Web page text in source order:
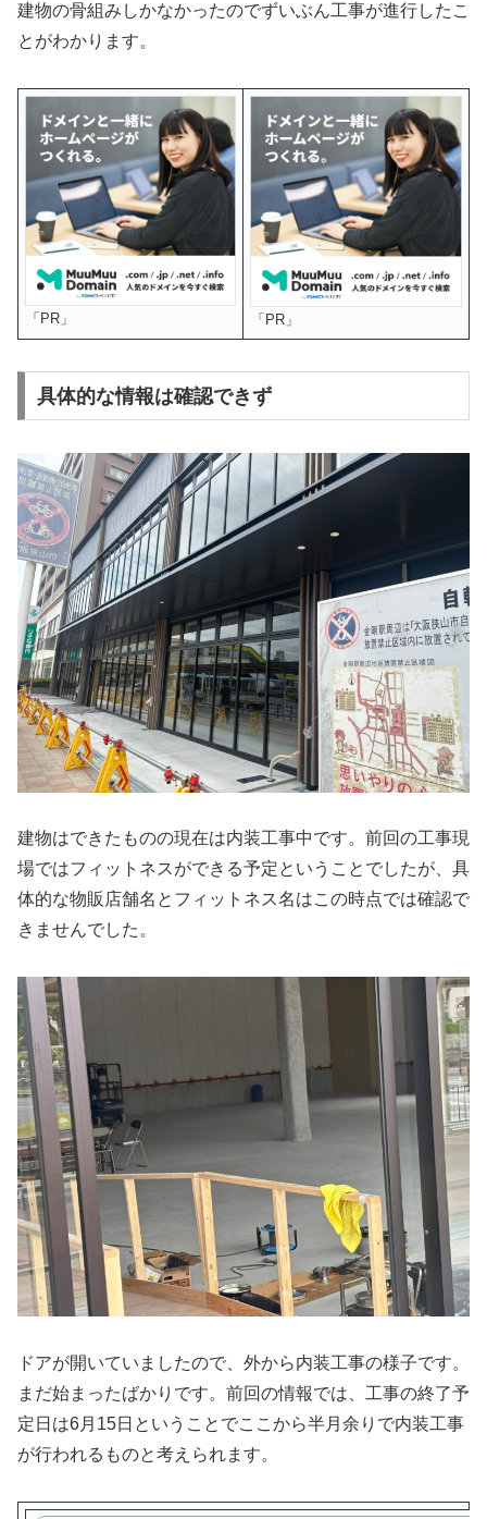
建物の骨組みしかなかったのでずいぶん工事が進行したこ
とがわかります。
「PR」 「PR」
具体的な情報は確認できず
建物はできたものの現在は内装工事中です。前回の工事現
場ではフィットネスができる予定ということでしたが、具
体的な物販店舗名とフィットネス名はこの時点では確認で
きませんでした。
ドアが開いていましたので、外から内装工事の様子です。
まだ始まったばかりです。前回の情報では、工事の終了予
定日は6月15日ということでここから半月余りで内装工事
が行われるものと考えられます。